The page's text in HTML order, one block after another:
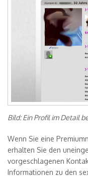
Bild: Ein Profil im Detail
Wenn Sie eine
erhalten Sie den
vorgeschlagenen
Informationen zu den